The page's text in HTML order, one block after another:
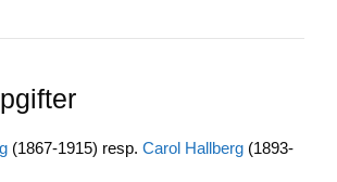
ail c
b
o
k
n
p
n
a
(1867-1915) resp. Carol Hallberg (1893-